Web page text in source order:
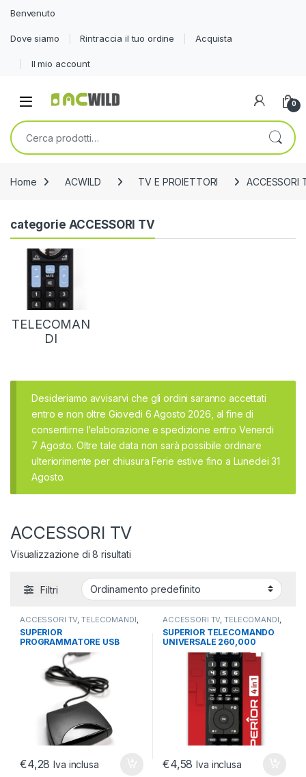
Benvenuto
Dove siamo Rintraccia il tuo ordine Acquista
Il mio account
0
Cerca:
Home ACWILD TV E PROIETTORI ACCESSORI
categorie ACCESSORI TV
TELECOMAN
DI
Desideriamo avvisarvi che gli ordini saranno accettati
entro e non oltre Giovedi 6 Agosto 2026, al fine di
consentirne l’elaborazione e spedizione entro Venerdi
7 Agosto. Oltre tale data non sarà possibile ordinare
ulteriorimente per chiusura Ferie estive fino a Lunedei 31
Agosto.
ACCESSORI TV
Visualizzazione di 8 risultati
Filtri
ACCESSORI TV,TELECOMANDI,
TV E PROIETTORI
SUPERIOR
PROGRAMMATORE USB
TELECOMANDI UNIVERSALI
€4,28 Iva inclusa
ACCESSORI TV,TELECOMANDI,
TV E PROIETTORI
SUPERIOR TELECOMANDO
UNIVERSALE 260,000
DISPOSITIVI SERVE
PROGR.RE
€4,58 Iva inclusa